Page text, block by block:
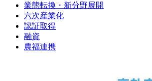
業態転換・新分野展開
六次産業化
認証取得
融資
農福連携